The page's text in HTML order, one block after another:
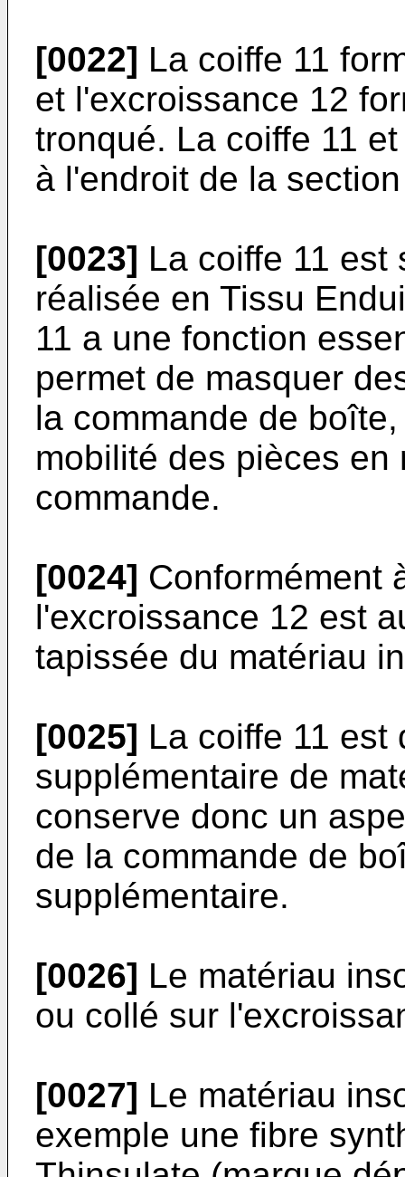
[0022] La coiffe 11
et l'excroissance 12
tronqué. La coiffe 11
à l'endroit de la
[0023] La coiffe 11 est
réalisée en Tissu
11 a une fonction
permet de masquer
la commande de
mobilité des pièces en
commande.
[0024] Conformément
l'excroissance 12 est
tapissée du matériau
[0025] La coiffe 11 est
supplémentaire de
conserve donc un
de la commande de
supplémentaire.
[0026] Le matériau
ou collé sur
[0027] Le matériau
exemple une fibre